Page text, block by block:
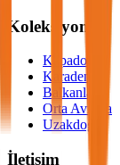
Koleksiyonlar
Kapadokya
Karadeniz
Balkanlar
Orta Avrupa
Uzakdoğu
İletişim